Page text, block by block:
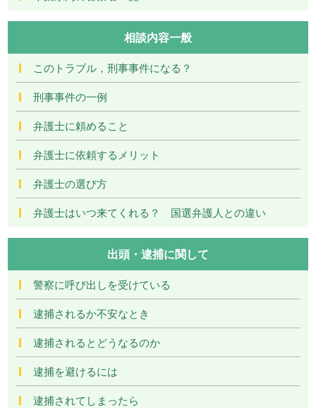
相談内容一般
このトラブル，刑事事件になる？
刑事事件の一例
弁護士に頼めること
弁護士に依頼するメリット
弁護士の選び方
弁護士はいつ来てくれる？ 国選弁護人との違い
出頭・逮捕に関して
警察に呼び出しを受けている
逮捕されるか不安なとき
逮捕されるとどうなるのか
逮捕を避けるには
逮捕されてしまったら